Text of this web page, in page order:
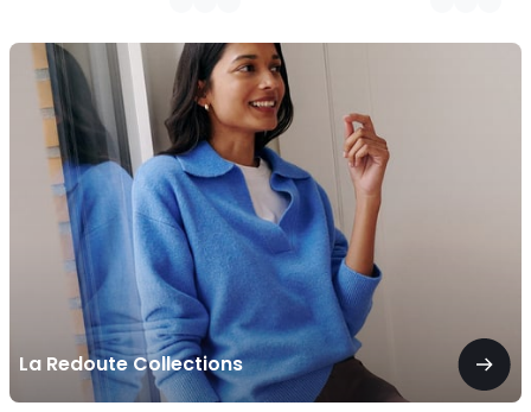
La Redoute Collections
La
Redoute
Collections